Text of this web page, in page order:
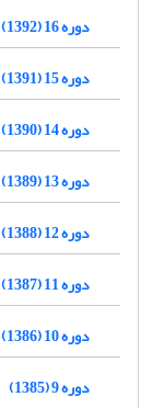
دوره 16 (1392)
دوره 15 (1391)
دوره 14 (1390)
دوره 13 (1389)
دوره 12 (1388)
دوره 11 (1387)
دوره 10 (1386)
دوره 9 (1385)